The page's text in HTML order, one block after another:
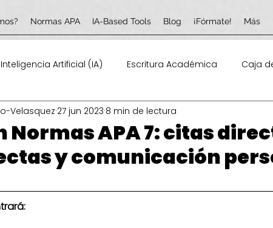
Normas APA IA-Based Tools Blog ¡Fórmate! Más
Inteligencia Artificial (IA) Escritura Académica Caja
Profesional de la Información
Normas APA 7: citas
y comunicación
Velasquez 27 jun 2023 8 min de lectura